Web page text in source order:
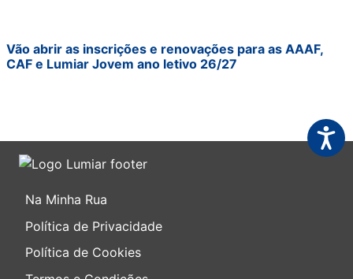
Vão abrir as inscrições e renovações para as AAAF,
CAF e Lumiar Jovem ano letivo 26/27
Na Minha Rua
Política de Privacidade
Política de Cookies